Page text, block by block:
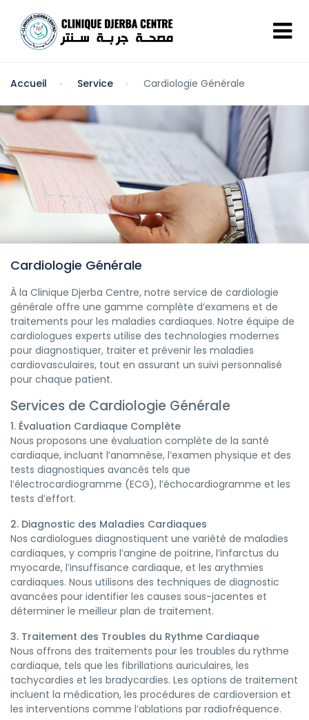
Accueil Service Cardiologie Générale
Cardiologie Générale
À la Clinique Djerba Centre, notre service de cardiologie
générale offre une gamme complète d’examens et de
traitements pour les maladies cardiaques. Notre équipe de
cardiologues experts utilise des technologies modernes
pour diagnostiquer, traiter et prévenir les maladies
cardiovasculaires, tout en assurant un suivi personnalisé
pour chaque patient.
Services de Cardiologie Générale
1. Évaluation Cardiaque Complète
Nous proposons une évaluation complète de la santé
cardiaque, incluant l’anamnèse, l’examen physique et des
tests diagnostiques avancés tels que
l’électrocardiogramme (ECG), l’échocardiogramme et les
tests d’effort.
2. Diagnostic des Maladies Cardiaques
Nos cardiologues diagnostiquent une variété de maladies
cardiaques, y compris l’angine de poitrine, l’infarctus du
myocarde, l’insuffisance cardiaque, et les arythmies
cardiaques. Nous utilisons des techniques de diagnostic
avancées pour identifier les causes sous-jacentes et
déterminer le meilleur plan de traitement.
3. Traitement des Troubles du Rythme Cardiaque
Nous offrons des traitements pour les troubles du rythme
cardiaque, tels que les fibrillations auriculaires, les
tachycardies et les bradycardies. Les options de traitement
incluent la médication, les procédures de cardioversion et
les interventions comme l’ablations par radiofréquence.